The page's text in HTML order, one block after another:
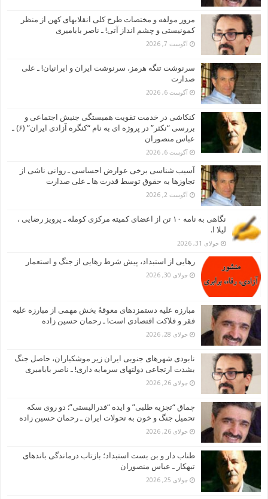
مرور مولفه و مختصات طرح کلی انقلابهای کهن از منظر
کمونیستی و چشم انداز آتی! ـ ناصر بابامیری
آگوست 7, 2026
سرنوشت تنگه هرمز، سرنوشت ایران و ایرانیان! ـ علی
صدارت
آگوست 6, 2026
کنکاشی در خدمت تقویت همبستگی جنبش اجتماعی و
بررسی “نکثر” در پروژه ای به نام “کنگره آزادی ایران” (۶) ـ
عباس منصوران
آگوست 6, 2026
آسیب شناسی برخی عوارض احساسی ـ روانی ناشی از
تجاوزها به حقوق توسط قدرت ها ـ علی صدارت
آگوست 2, 2026
نگاهی به نامه ۱۰ تن از اعضای کمیته مرکزی کومله ـ پرویز رضایی ،
لیلا ا.
جولای 31, 2026
رهایی از استبداد، پیش شرط رهایی از جنگ و استعمار
جولای 30, 2026
مبارزه علیه دستمزدهای معوقهُ بخش مهمی از مبارزه علیه
فقر و فلاکت اقتصادی است! ـ رحمان حسین زاده
جولای 28, 2026
نابودی شهرهای جنوبی ایران زیر موشکباران، حاصل جنگ
بشدت ارتجاعی دولتهای سرمایه داری! ـ ناصر بابامیری
جولای 26, 2026
چماق “تجزیه طلبی” و ایده “فدرالیستی”: دو روی سکه
تحمیل جنگ و خون به تحولات ایران ـ رحمان حسین زاده
جولای 26, 2026
طناب دار و بن بست استبداد؛ بازتاب درماندگی باندهای
تبهکار ـ عباس منصوران
جولای 25, 2026